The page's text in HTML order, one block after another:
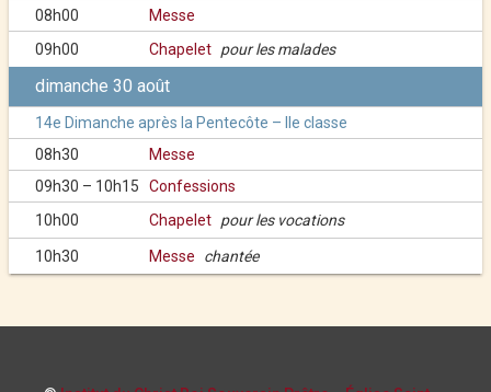
08h00
Messe
09h00
Chapelet pour les malades
dimanche 30 août
14e Dimanche après la Pentecôte – IIe classe
08h30
Messe
09h30 – 10h15
Confessions
10h00
Chapelet pour les vocations
10h30 Messe chantée